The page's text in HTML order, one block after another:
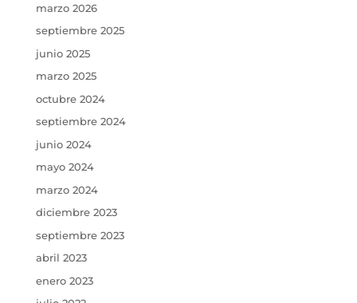
marzo 2026
septiembre 2025
junio 2025
marzo 2025
octubre 2024
septiembre 2024
junio 2024
mayo 2024
marzo 2024
diciembre 2023
septiembre 2023
abril 2023
enero 2023